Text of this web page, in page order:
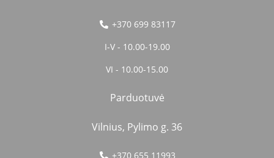
+370 699 83117
I-V - 10.00-19.00
VI - 10.00-15.00
Parduotuvė
Vilnius, Pylimo g. 36
+370 655 11993